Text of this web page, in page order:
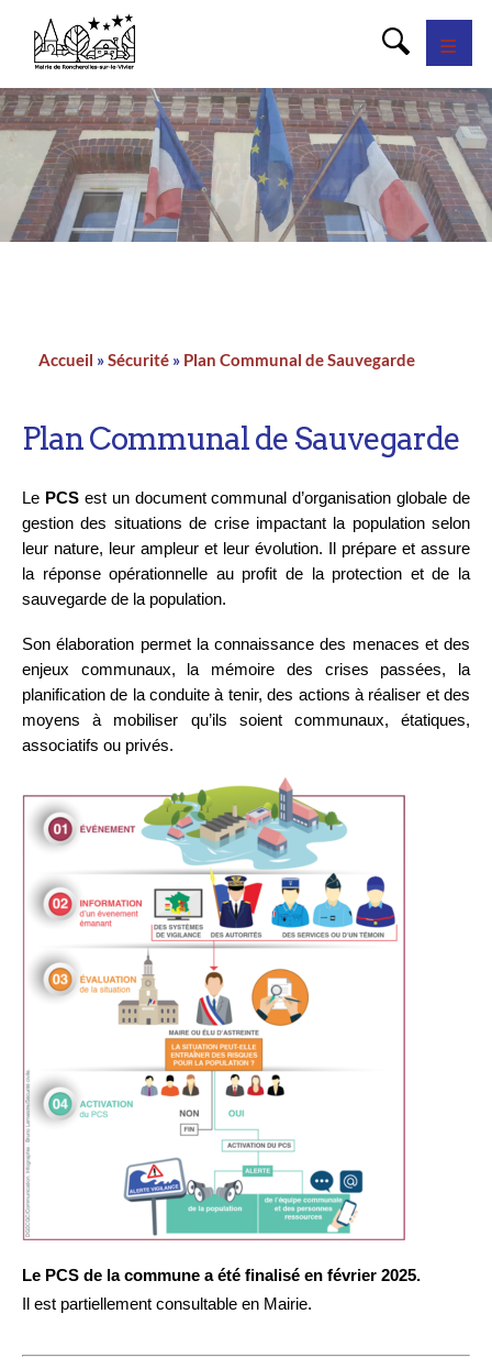
Accueil Sécurité Plan Communal de Sauvegarde
Plan Communal de Sauvegarde
Le PCS est un document communal d’organisation globale de
gestion des situations de crise impactant la population selon
leur nature, leur ampleur et leur évolution. Il prépare et assure
la réponse opérationnelle au profit de la protection et de la
sauvegarde de la population.
Son élaboration permet la connaissance des menaces et des
enjeux communaux, la mémoire des crises passées, la
planification de la conduite à tenir, des actions à réaliser et des
moyens à mobiliser qu’ils soient communaux, étatiques,
associatifs ou privés.
Le PCS de la commune a été finalisé en février 2025.
Il est partiellement consultable en Mairie.
Panneau de gestion des cookies